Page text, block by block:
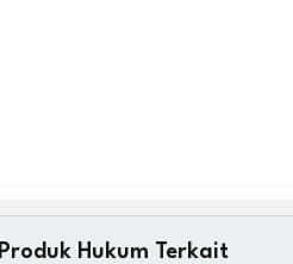
Produk Hukum Terkait